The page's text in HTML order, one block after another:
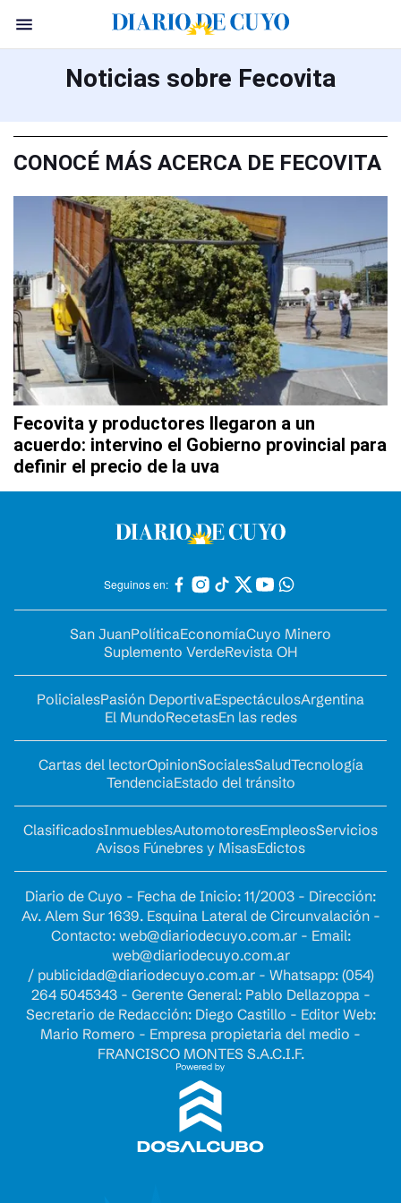
Noticias sobre Fecovita
CONOCÉ MÁS ACERCA DE FECOVITA
Fecovita y productores llegaron a un
acuerdo: intervino el Gobierno provincial para
definir el precio de la uva
Seguinos en:
San JuanPolíticaEconomíaCuyo Minero
Suplemento VerdeRevista OH
PolicialesPasión DeportivaEspectáculosArgentina
El MundoRecetasEn las redes
Cartas del lectorOpinionSocialesSaludTecnología
TendenciaEstado del tránsito
ClasificadosInmueblesAutomotoresEmpleosServicios
Avisos Fúnebres y MisasEdictos
Diario de Cuyo - Fecha de Inicio: 11/2003 - Dirección:
Av. Alem Sur 1639. Esquina Lateral de Circunvalación -
Contacto: web@diariodecuyo.com.ar- Email:
web@diariodecuyo.com.ar
/ publicidad@diariodecuyo.com.ar- Whatsapp: (054)
264 5045343 - Gerente General: Pablo Dellazoppa -
Secretario de Redacción: Diego Castillo - Editor Web:
Mario Romero - Empresa propietaria del medio -
FRANCISCO MONTES S.A.C.I.F.